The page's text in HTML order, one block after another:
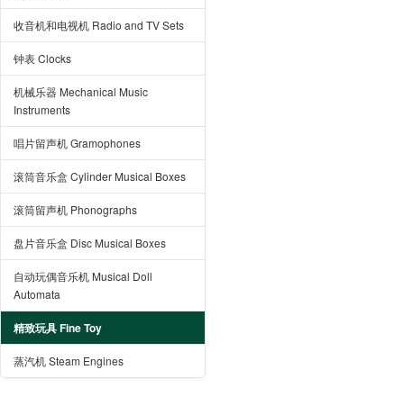
收音机和电视机 Radio and TV Sets
钟表 Clocks
机械乐器 Mechanical Music
Instruments
唱片留声机 Gramophones
滚筒音乐盒 Cylinder Musical Boxes
滚筒留声机 Phonographs
盘片音乐盒 Disc Musical Boxes
自动玩偶音乐机 Musical Doll
Automata
精致玩具 Fine Toy
蒸汽机 Steam Engines